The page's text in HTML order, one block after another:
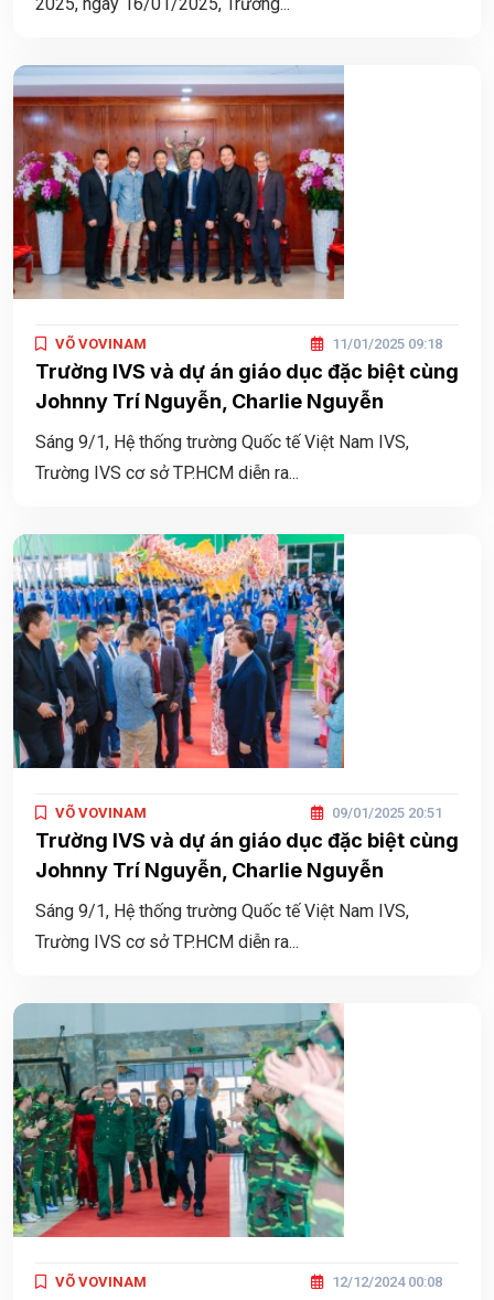
VÕ VOVINAM 11/01/2025 09:18
Trường IVS và dự án giáo dục đặc biệt cùng
Johnny Trí Nguyễn, Charlie Nguyễn
Sáng 9/1, Hệ thống trường Quốc tế Việt Nam IVS,
Trường IVS cơ sở TP.HCM diễn ra...
VÕ VOVINAM 09/01/2025 20:51
Trường IVS và dự án giáo dục đặc biệt cùng
Johnny Trí Nguyễn, Charlie Nguyễn
Sáng 9/1, Hệ thống trường Quốc tế Việt Nam IVS,
Trường IVS cơ sở TP.HCM diễn ra...
VÕ VOVINAM 12/12/2024 00:08